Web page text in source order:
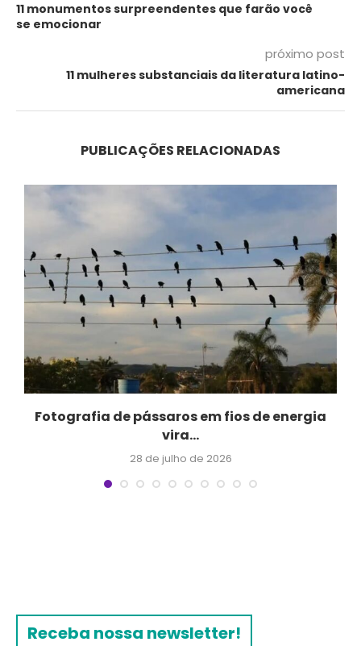
11 monumentos surpreendentes que farão você
se emocionar
próximo post
11 mulheres substanciais da literatura latino-
americana
PUBLICAÇÕES RELACIONADAS
Fotografia de pássaros em fios de energia
vira...
28 de julho de 2026
Receba nossa newsletter!